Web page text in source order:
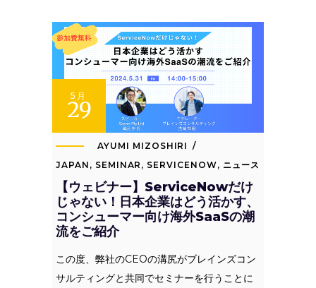
5月
29
AYUMI MIZOSHIRI
JAPAN , SEMINAR , SERVICENOW, ニュース
【ウェビナー】ServiceNowだけ
じゃない！日本企業はどう活かす、
コンシューマー向け海外SaaSの潮
流をご紹介
この度、弊社のCEOの溝尻がブレインズコン
サルティングと共同でセミナーを行うことに